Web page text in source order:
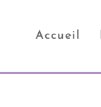
Accueil